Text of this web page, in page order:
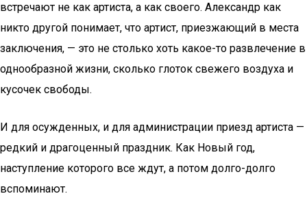
встречают не как артиста, а как своего. Александр как
никто другой понимает, что артист, приезжающий в места
заключения, — это не столько хоть какое-то развлечение в
однообразной жизни, сколько глоток свежего воздуха и
кусочек свободы.
И для осужденных, и для администрации приезд артиста —
редкий и драгоценный праздник. Как Новый год,
наступление которого все ждут, а потом долго-долго
вспоминают.